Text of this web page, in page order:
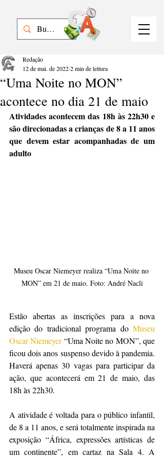
“Uma Noite no MON”
acontece no dia 21 de maio
Redação
12 de mai. de 20222 min de leitura
Atividades acontecem das 18h às 22h30 e
são direcionadas a crianças de 8 a 11 anos
que devem estar acompanhadas de um
adulto
Museu Oscar Niemeyer realiza “Uma Noite no
MON” em 21 de maio. Foto: André Nacli
Estão abertas as inscrições para a nova
edição do tradicional programa do Museu
Oscar Niemeyer “Uma Noite no MON”, que
ficou dois anos suspenso devido à pandemia.
Haverá apenas 30 vagas para participar da
ação, que acontecerá em 21 de maio, das
18h às 22h30.
A atividade é voltada para o público infantil,
de 8 a 11 anos, e será totalmente inspirada na
exposição “África, expressões artísticas de
um continente”, em cartaz na Sala 4. A